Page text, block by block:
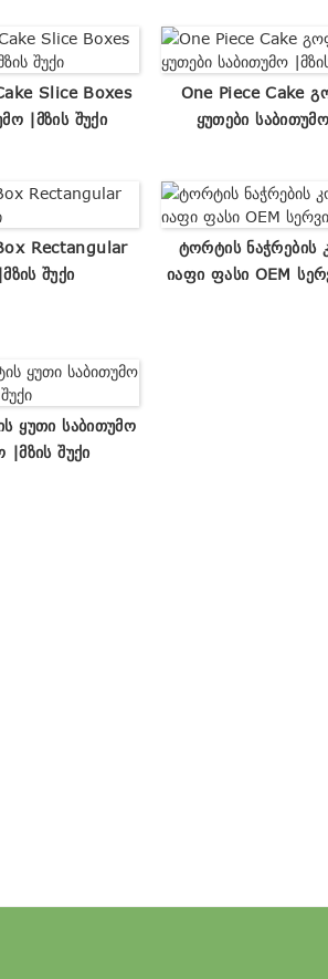
Slice Boxes
|მზის Შუქი
One Piece Cake
Ყუთები
Rectangular
Შუქი
Ტორტის Ნაჭრების
Იაფი Ფასი OEM
Ყუთი Საბითუმო
|მზის Შუქი